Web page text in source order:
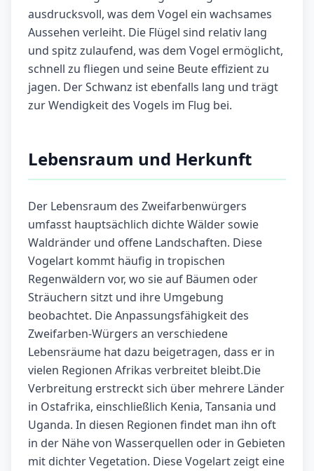
ausdrucksvoll, was dem Vogel ein wachsames
Aussehen verleiht. Die Flügel sind relativ lang
und spitz zulaufend, was dem Vogel ermöglicht,
schnell zu fliegen und seine Beute effizient zu
jagen. Der Schwanz ist ebenfalls lang und trägt
zur Wendigkeit des Vogels im Flug bei.
Lebensraum und Herkunft
Der Lebensraum des Zweifarbenwürgers
umfasst hauptsächlich dichte Wälder sowie
Waldränder und offene Landschaften. Diese
Vogelart kommt häufig in tropischen
Regenwäldern vor, wo sie auf Bäumen oder
Sträuchern sitzt und ihre Umgebung
beobachtet. Die Anpassungsfähigkeit des
Zweifarben-Würgers an verschiedene
Lebensräume hat dazu beigetragen, dass er in
vielen Regionen Afrikas verbreitet bleibt.Die
Verbreitung erstreckt sich über mehrere Länder
in Ostafrika, einschließlich Kenia, Tansania und
Uganda. In diesen Regionen findet man ihn oft
in der Nähe von Wasserquellen oder in Gebieten
mit dichter Vegetation. Diese Vogelart zeigt eine